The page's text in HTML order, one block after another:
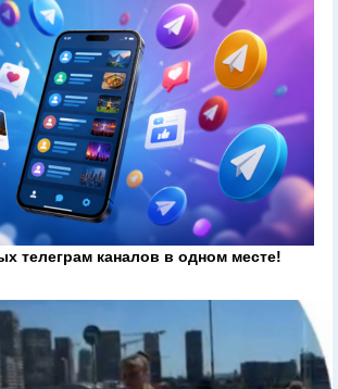
телеграм каналов в одном месте!